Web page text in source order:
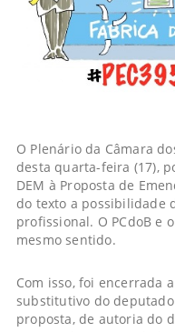
O Plenário da Câmara
desta quarta-feira (17),
DEM à Proposta de
do texto a possibilidade
profissional. O PCdoB e
mesmo sentido.
Com isso, foi encerrada
substitutivo do deputado
proposta, de autoria do